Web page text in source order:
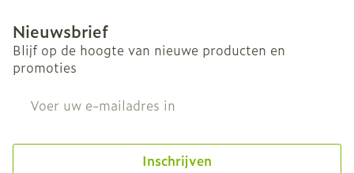
Nieuwsbrief
Blijf op de hoogte van nieuwe producten en
promoties
Inschrijven